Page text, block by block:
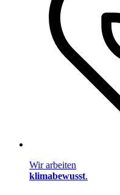
Wir arbeiten
klimabewusst.